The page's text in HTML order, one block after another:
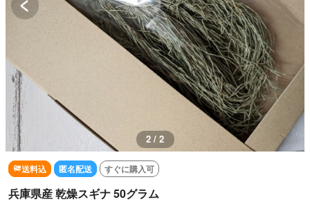
2 / 2
送料込 匿名配送 すぐに購入可
兵庫県産 乾燥スギナ 50グラム